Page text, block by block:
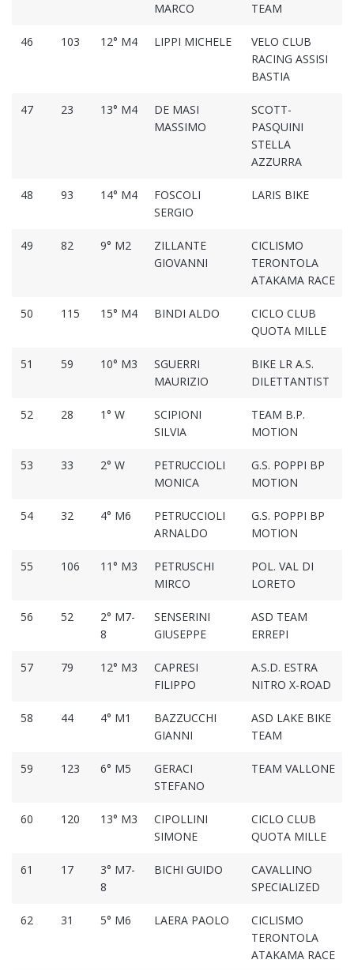
MARCO
TEAM
46 103 12° M4 LIPPI MICHELE
VELO CLUB
RACING ASSISI
BASTIA
47 23 13° M4
DE MASI
MASSIMO
SCOTT-
PASQUINI
STELLA
AZZURRA
48 93 14° M4
FOSCOLI
SERGIO
LARIS BIKE
49 82 9° M2
ZILLANTE
GIOVANNI
CICLISMO
TERONTOLA
ATAKAMA RACE
50 115 15° M4 BINDI ALDO
CICLO CLUB
QUOTA MILLE
51 59 10° M3
SGUERRI
MAURIZIO
BIKE LR A.S.
DILETTANTIST
52 28 1° W
SCIPIONI
SILVIA
TEAM B.P.
MOTION
53 33 2° W
PETRUCCIOLI
MONICA
G.S. POPPI BP
MOTION
54 32 4° M6
PETRUCCIOLI
ARNALDO
G.S. POPPI BP
MOTION
55 106 11° M3
PETRUSCHI
MIRCO
POL. VAL DI
LORETO
56 52
2° M7-
8
SENSERINI
GIUSEPPE
ASD TEAM
ERREPI
57 79 12° M3
CAPRESI
FILIPPO
A.S.D. ESTRA
NITRO X-ROAD
58 44 4° M1
BAZZUCCHI
GIANNI
ASD LAKE BIKE
TEAM
59 123 6° M5
GERACI
STEFANO
TEAM VALLONE
60 120 13° M3
CIPOLLINI
SIMONE
CICLO CLUB
QUOTA MILLE
61 17
3° M7-
8
BICHI GUIDO
CAVALLINO
SPECIALIZED
62 31 5° M6 LAERA PAOLO
CICLISMO
TERONTOLA
ATAKAMA RACE